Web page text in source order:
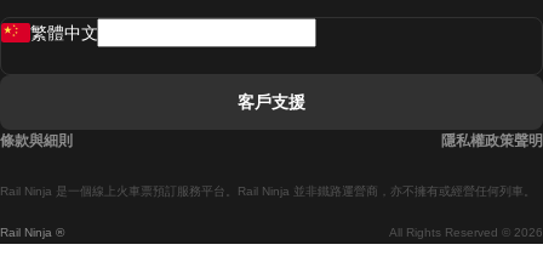
Rail Ninja ® All Rights Reserved © 2026
Rail Ninja 是一個線上火車票預訂服務平台。Rail Ninja 並非鐵路運營商，亦不擁有或經營任何列車。
繁體中文
客戶支援
條款與細則 隱私權政策聲明